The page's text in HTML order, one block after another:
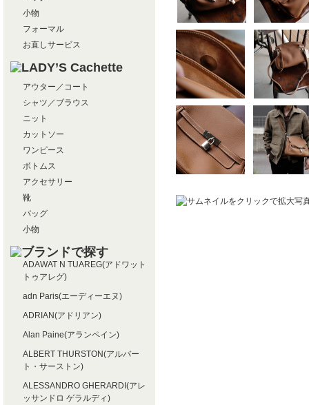
小物
フォーマル
お直しサービス
アウター／コート
シャツ／ブラウス
ニット
カットソー
ワンピース
ボトムス
アクセサリー
靴
バッグ
小物
ADAWAT N TUAREG(アドワット
トゥアレグ)
adn Paris(エーディーエヌ)
ADRIAN(アドリアン)
Alan Paine(アランペイン)
ALBERT THURSTON(アルバー
ト・サーストン)
ALESSANDRO GHERARDI(アレ
ッサンドロ ゲラルディ)